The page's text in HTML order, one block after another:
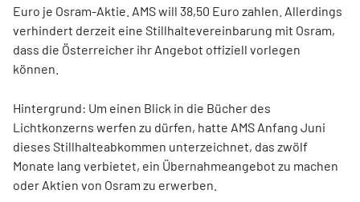
Euro je Osram-Aktie. AMS will 38,50 Euro zahlen. Allerdings
verhindert derzeit eine Stillhaltevereinbarung mit Osram,
dass die Österreicher ihr Angebot offiziell vorlegen
können.
Hintergrund: Um einen Blick in die Bücher des
Lichtkonzerns werfen zu dürfen, hatte AMS Anfang Juni
dieses Stillhalteabkommen unterzeichnet, das zwölf
Monate lang verbietet, ein Übernahmeangebot zu machen
oder Aktien von Osram zu erwerben.